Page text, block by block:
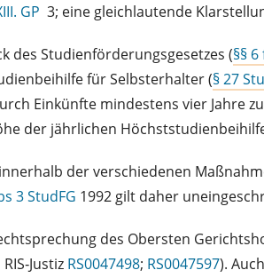
GP 3; eine gleichlautende
des Studienförderungsgesetzes (§§
für Selbsterhalter (§ 27
Einkünfte mindestens vier Jahre
der jährlichen
der verschiedenen
3 StudFG 1992 gilt daher
des Obersten
RS0047498; RS0047597).